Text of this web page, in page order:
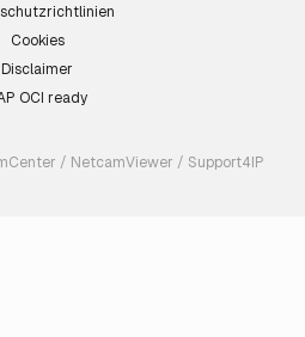
Cookies
Disclaimer
OCI ready
/ NetcamViewer / Support4IP